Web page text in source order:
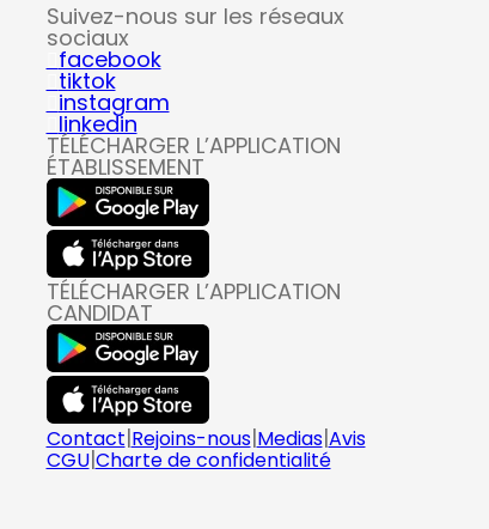
Suivez-nous sur les réseaux
sociaux
facebook
tiktok
instagram
linkedin
TÉLÉCHARGER L’APPLICATION
ÉTABLISSEMENT
TÉLÉCHARGER L’APPLICATION
CANDIDAT
Contact|Rejoins-nous|Medias|Avis
CGU|Charte de confidentialité